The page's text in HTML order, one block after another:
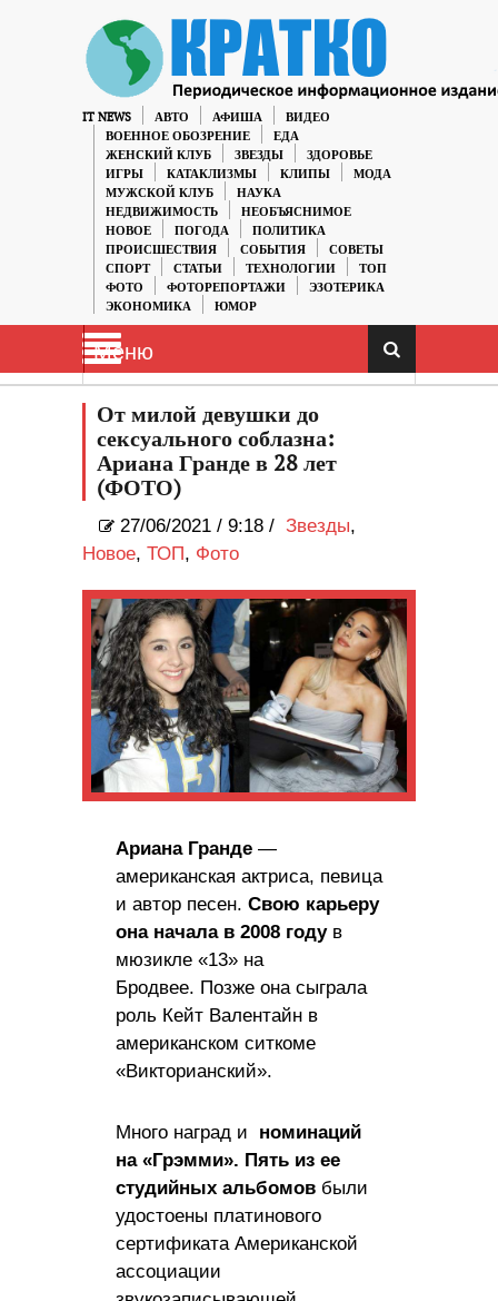
IT NEWS АВТО АФИША
ВИДЕО
ВОЕННОЕ ОБОЗРЕНИЕ
ЕДА
ЖЕНСКИЙ КЛУБ
ЗВЕЗДЫ
ЗДОРОВЬЕ
ИГРЫ
КАТАКЛИЗМЫ КЛИПЫ
МОДА
МУЖСКОЙ КЛУБ
НАУКА
НЕДВИЖИМОСТЬ
НЕОБЪЯСНИМОЕ
НОВОЕ
ПОГОДА
ПОЛИТИКА
ПРОИСШЕСТВИЯ
СОБЫТИЯ
СОВЕТЫ
СПОРТ
СТАТЬИ ТЕХНОЛОГИИ
ТОП
ФОТО
ФОТОРЕПОРТАЖИ
ЭЗОТЕРИКА
ЭКОНОМИКА
ЮМОР
Меню
От милой девушки до
сексуального соблазна:
Ариана Гранде в 28 лет
(ФОТО)
27/06/2021 / 9:18 / Звезды,
Новое, ТОП, Фото
Ариана Гранде —
американская актриса, певица
и автор песен. Свою карьеру
она начала в 2008 годув
мюзикле «13» на
Бродвее. Позже она сыграла
роль Кейт Валентайн в
американском ситкоме
«Викторианский».
Много наград и номинаций
на «Грэмми». Пять из ее
студийных альбомов были
удостоены платинового
сертификата Американской
ассоциации